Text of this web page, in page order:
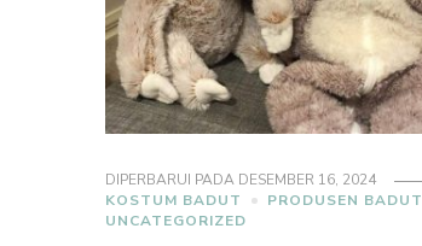
DIPERBARUI PADA DESEMBER 16, 2024
KOSTUM BADUT
PRODUSEN BADUT
UNCATEGORIZED